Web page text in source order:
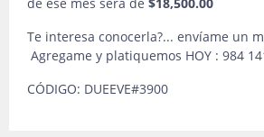
Te interesa conocerla?... envíame un
Agregame y platiquemos HOY : 984
CÓDIGO: DUEEVE#3900